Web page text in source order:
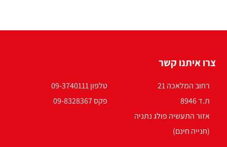
צרו איתנו קשר
רחוב המלאכה 21
ת.ד 8946
אזור התעשיה פולג נתניה
(חנייה חינם)
טלפון 09-3740111
פקס 09-8328367